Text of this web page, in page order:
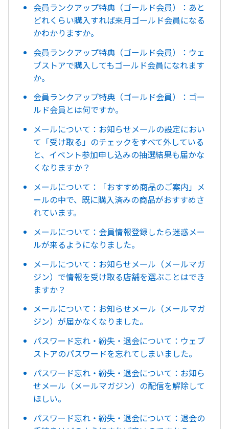
会員ランクアップ特典（ゴールド会員）：あと
どれくらい購入すれば来月ゴールド会員になる
かわかりますか。
会員ランクアップ特典（ゴールド会員）：ウェ
ブストアで購入してもゴールド会員になれます
か。
会員ランクアップ特典（ゴールド会員）：ゴー
ルド会員とは何ですか。
メールについて：お知らせメールの設定におい
て「受け取る」のチェックをすべて外している
と、イベント参加申し込みの抽選結果も届かな
くなりますか？
メールについて：「おすすめ商品のご案内」メ
ールの中で、既に購入済みの商品がおすすめさ
れています。
メールについて：会員情報登録したら迷惑メー
ルが来るようになりました。
メールについて：お知らせメール（メールマガ
ジン）で情報を受け取る店舗を選ぶことはでき
ますか？
メールについて：お知らせメール（メールマガ
ジン）が届かなくなりました。
パスワード忘れ・紛失・退会について：ウェブ
ストアのパスワードを忘れてしまいました。
パスワード忘れ・紛失・退会について：お知ら
せメール（メールマガジン）の配信を解除して
ほしい。
パスワード忘れ・紛失・退会について：退会の